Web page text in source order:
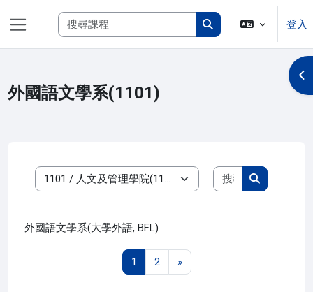
搜尋課程
搜尋課程
登入
外國語文學系(1101)
開
課程類別
搜尋課程
搜尋課程
外國語文學系(大學外語, BFL)
1 第 1 頁
2第 2 頁
»下一頁